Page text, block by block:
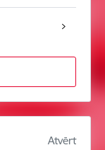
Atvērt